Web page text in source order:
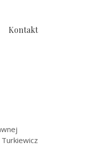
Kontakt